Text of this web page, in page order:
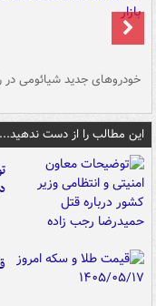
خودروهای جدید شیائومی در
این مطالب را از دست